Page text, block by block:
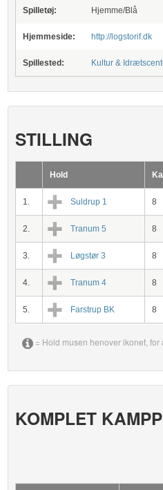
Spilletøj: Hjemme/Blå
Hjemmeside: http://logstorif.dk
Spillested: Kultur &
STILLING
Hold
1. Suldrup 1 8
2. Tranum 5 8
3. Løgstør 3 8
4. Tranum 4 8
5. Farstrup BK 8
= Hold musen henover ikonet,
KOMPLET